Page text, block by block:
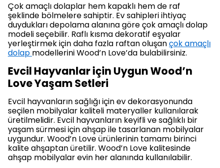
Çok amaçlı dolaplar hem kapaklı hem de raf
şeklinde bölmelere sahiptir. Ev sahipleri ihtiyaç
duydukları depolama alanına göre çok amaçlı dolap
modeli seçebilir. Raflı kısma dekoratif eşyalar
yerleştirmek için daha fazla raftan oluşançok amaçlı
dolap modellerini Wood’n Love’da bulabilirsiniz.
Evcil Hayvanlar için Uygun Wood’n
Love Yaşam Setleri
Evcil hayvanların sağlığı için ev dekorasyonunda
seçilen mobilyalar kaliteli materyaller kullanılarak
üretilmelidir. Evcil hayvanların keyifli ve sağlıklı bir
yaşam sürmesi için ahşap ile tasarlanan mobilyalar
uygundur. Wood’n Love ürünlerinin tamamı birinci
kalite ahşaptan üretilir. Wood’n Love kalitesinde
ahşap mobilyalar evin her alanında kullanılabilir.